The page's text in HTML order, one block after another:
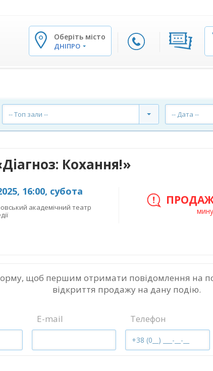
Оберіть місто
ДНІПРО
-- Топ зали -- -- Дата --
Кохання!»
16:00, субота
академічний театр
щоб першим отримати повідомлення на
відкриття продажу на дану подію.
E-mail Телефон